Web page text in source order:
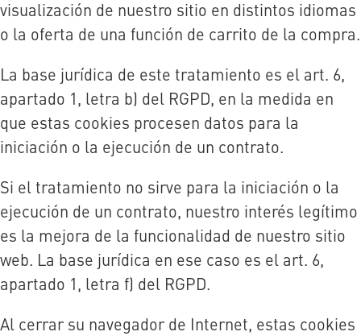
visualización de nuestro sitio en distintos idiomas
o la oferta de una función de carrito de la compra.
La base jurídica de este tratamiento es el art. 6,
apartado 1, letra b) del RGPD, en la medida en
que estas cookies procesen datos para la
iniciación o la ejecución de un contrato.
Si el tratamiento no sirve para la iniciación o la
ejecución de un contrato, nuestro interés legítimo
es la mejora de la funcionalidad de nuestro sitio
web. La base jurídica en ese caso es el art. 6,
apartado 1, letra f) del RGPD.
Al cerrar su navegador de Internet, estas cookies